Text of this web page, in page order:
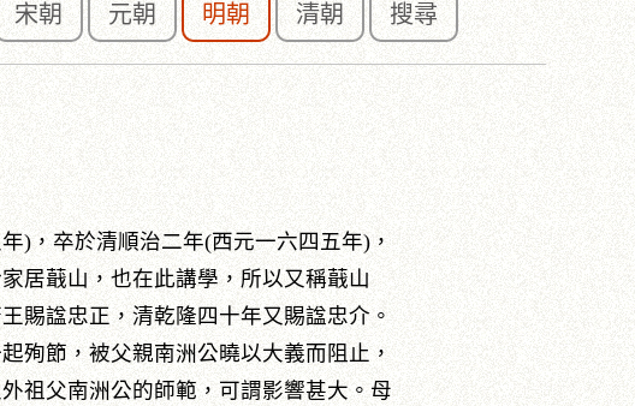
宋朝 元朝 明朝 清朝 搜尋
)，卒於清順治二年(西元一六四五年)，
居蕺山，也在此講學，所以又稱蕺山
賜諡忠正，清乾隆四十年又賜諡忠介。
節，被父親南洲公曉以大義而阻止，
祖父南洲公的師範，可謂影響甚大。母